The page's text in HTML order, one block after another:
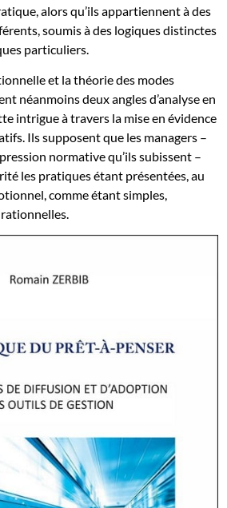
alors qu’ils appartiennent à des
soumis à des logiques distinctes
particuliers.
et la théorie des modes
néanmoins deux angles d’analyse en
intrigue à travers la mise en évidence
Ils supposent que les managers –
normative qu’ils subissent –
les pratiques étant présentées, au
comme étant simples,